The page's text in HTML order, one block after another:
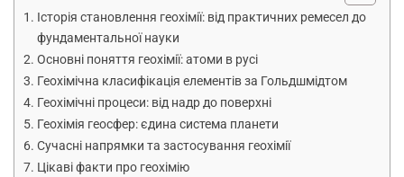
Історія становлення геохімії: від практичних ремесел до
фундаментальної науки
Основні поняття геохімії: атоми в русі
Геохімічна класифікація елементів за Гольдшмідтом
Геохімічні процеси: від надр до поверхні
Геохімія геосфер: єдина система планети
Сучасні напрямки та застосування геохімії
Цікаві факти про геохімію